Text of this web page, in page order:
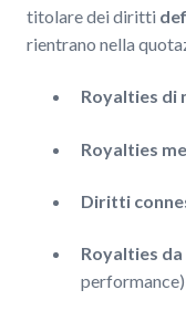
titolare dei diritti
rientrano nella
Royalties di
Royalties
Diritti
Royalties
performance)